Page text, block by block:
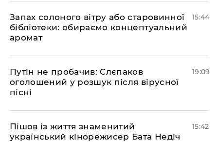
Запах солоного вітру або старовинної
бібліотеки: обираємо концептуальний
аромат
15:44
​Путін не пробачив: Слєпаков
оголошений у розшук після вірусної
пісні
19:09
Пішов із життя знаменитий
український кінорежисер Бата Недіч
15:42